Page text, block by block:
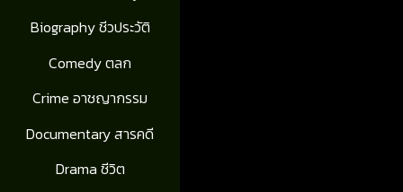
Biography ชีวประวัติ
Comedy ตลก
Crime อาชญากรรม
Documentary สารคดี
Drama ชีวิต